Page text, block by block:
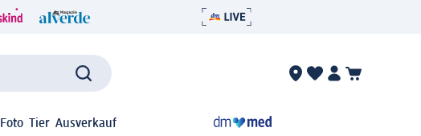
Foto Tier Ausverkauf